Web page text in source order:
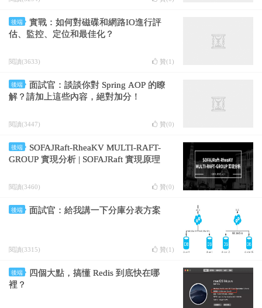
後端
實戰：如何對磁碟和網路IO進行評
估、監控、定位和最佳化？
閱讀(3633) 贊(1 )
後端
面試官：談談你對 Spring AOP 的瞭
解？請加上這些內容，絕對加分！
閱讀(3447) 贊(0)
後端
SOFAJRaft-RheaKV MULTI-RAFT-
GROUP 實現分析 | SOFAJRaft 實現原理
閱讀(3460) 贊(0)
後端 面試官：給我講一下分庫分表方案
閱讀(3315) 贊(1 )
後端
四個大點，搞懂 Redis 到底快在哪
裡？